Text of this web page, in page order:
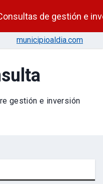
de gestión e
municipioaldia.com
gestión e inversión